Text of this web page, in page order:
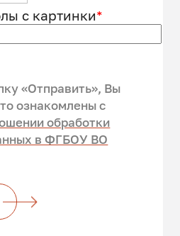
с картинки*
«Отправить», Вы
ознакомлены c
обработки
в ФГБОУ ВО